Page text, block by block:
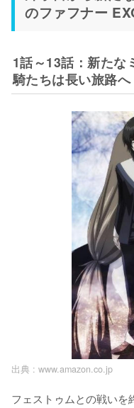
のファフナー
1話～13話：新たな
騎たちは長い旅路へ
出典 : www.amazon.co.jp
フェストゥムとの戦いを